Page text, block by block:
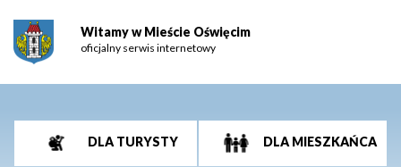
Witamy w Mieście Oświęcim
oficjalny serwis internetowy
DLA TURYSTY DLA MIESZKAŃCA